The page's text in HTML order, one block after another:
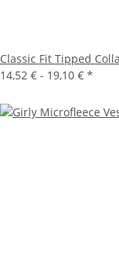
Classic Fit Tipped
14,52 € - 19,10 € *